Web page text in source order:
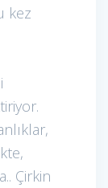
kez
Çirkin